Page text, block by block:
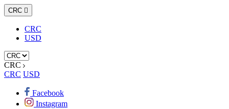
CRC 
CRC
USD
CRC
CRC USD
Facebook
Instagram